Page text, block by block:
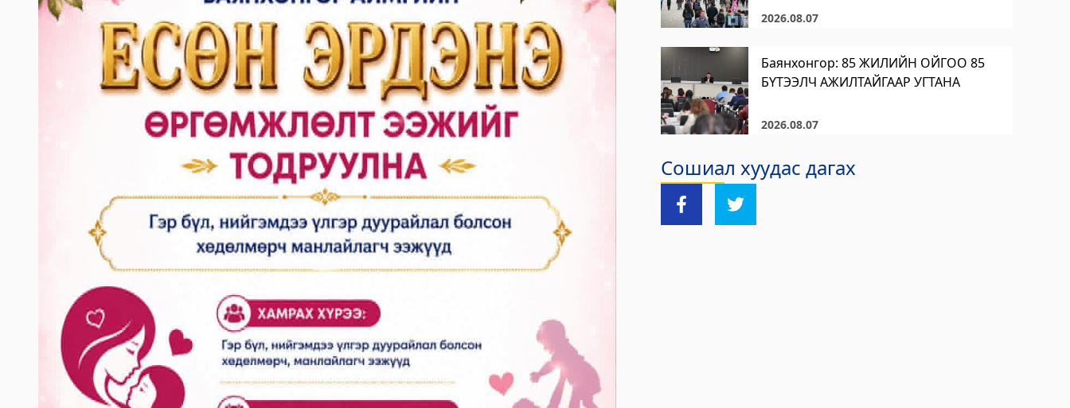
Дэлгэрэнгүй
Булган аймгийн Нийгмийн даатгалын хэлтэс
2023-06-06 14:50:54
Дэлгэрэнгүй
Өвөрхангай аймгийн цагдаагийн газар
Булган аймгийн Засаг Даргын Тамгын газар
2023-06-06 14:41:13
Дэлгэрэнгүй
Дорноговь аймаг дахь Төрийн цахим үйлчилгээний "ХУРДАН" төв
2023-06-06 13:37:31
Дэлгэрэнгүй
Говьсүмбэр аймаг дахь Төрийн цахим үйлчилгээний хэлтэс
2023-06-05 22:55:03
2026.08.07
Баянхонгор: 85 ЖИЛИЙН ОЙГОО 85
БҮТЭЭЛЧ АЖИЛТАЙГААР УГТАНА
2026.08.07
Сошиал хуудас дагах